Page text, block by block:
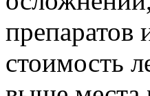
препаратов
стоимость